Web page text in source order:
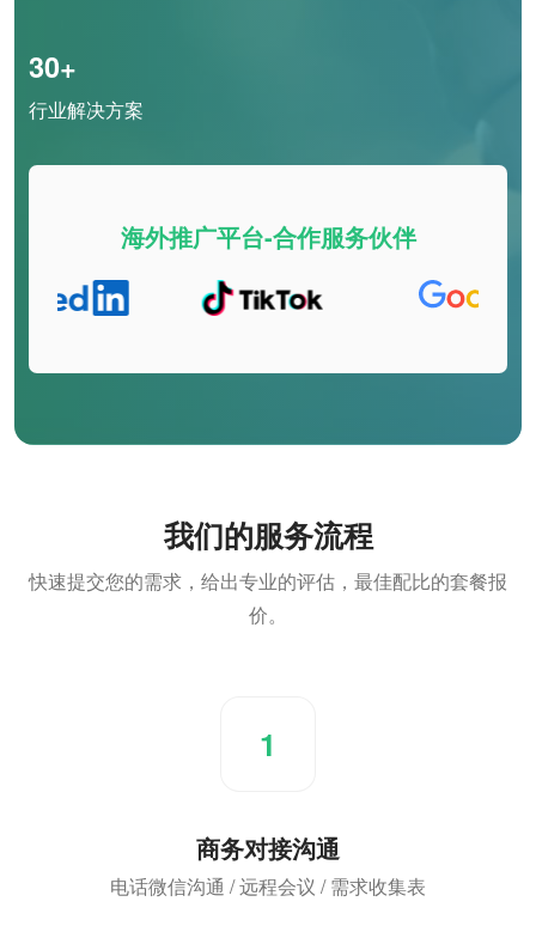
30+
行业解决方案
海外推广平台-合作服务伙伴
我们的服务流程
快速提交您的需求，给出专业的评估，最佳配比的套餐报
价。
1
商务对接沟通
电话微信沟通 / 远程会议 / 需求收集表